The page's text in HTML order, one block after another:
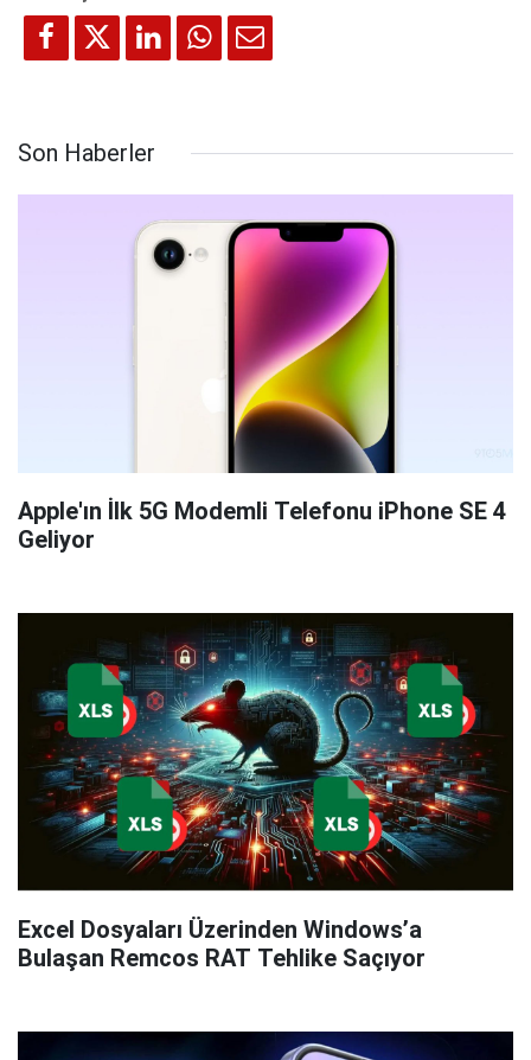
Son Haberler
Apple'ın İlk 5G Modemli Telefonu iPhone SE 4
Geliyor
Excel Dosyaları Üzerinden Windows’a
Bulaşan Remcos RAT Tehlike Saçıyor